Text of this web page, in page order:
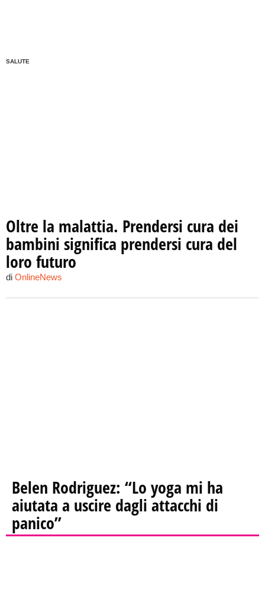
SALUTE
Oltre la malattia. Prendersi cura dei
bambini significa prendersi cura del
loro futuro
di OnlineNews
Belen Rodriguez: “Lo yoga mi ha
aiutata a uscire dagli attacchi di
panico”